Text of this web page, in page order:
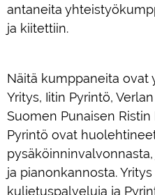
antaneita
ja kiitettiin.
Näitä kumppaneita ovat
Yritys, Iitin Pyrintö,
Suomen Punaisen Ristin
Pyrintö ovat
ja pianonkannosta.
kuljetuspalveluja ja